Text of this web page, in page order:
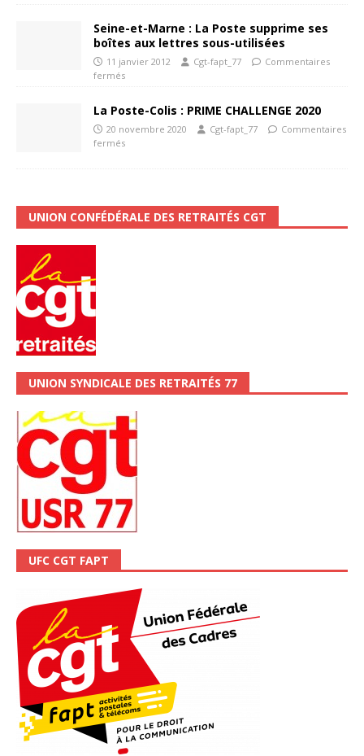
Seine-et-Marne : La Poste supprime ses
boîtes aux lettres sous-utilisées
11 janvier 2012 Cgt-fapt_77
Commentaires
fermés
La Poste-Colis : PRIME CHALLENGE 2020
20 novembre 2020 Cgt-fapt_77
Commentaires
fermés
UNION CONFÉDÉRALE DES RETRAITÉS CGT
UNION SYNDICALE DES RETRAITÉS 77
UFC CGT FAPT